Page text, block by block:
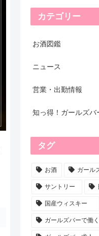
カテゴリー
お酒図鑑
ニュース
営業・出勤情報
知っ得！ガールズバ
タグ
お酒 ガール
サントリー
国産ウィスキー
ガールズバーで働く